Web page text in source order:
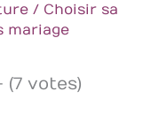
/ Choisir sa
mariage
(7 votes)